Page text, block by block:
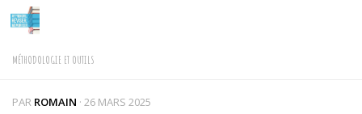
Skip to content
MÉTHODOLOGIE ET OUTILS
PAR ROMAIN · 26 MARS 2025